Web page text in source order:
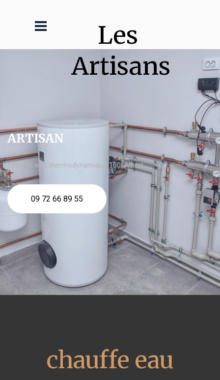
Les
Artisans
ARTISAN
chauffe eau thermodynamique 100l Albert
09 72 66 89 55
chauffe eau